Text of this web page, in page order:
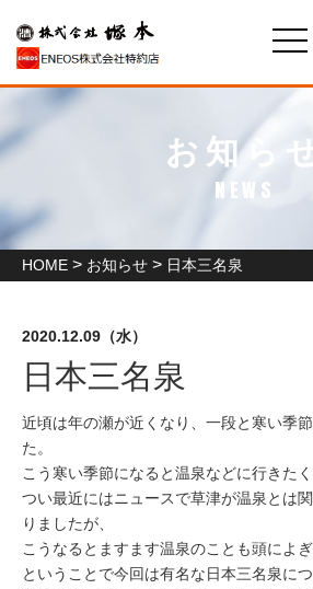
お知ら
NEWS
HOME > お知らせ > 日本三名泉
2020.12.09（水）
日本三名泉
近頃は年の瀬が近くなり、一段と寒い季
た。
こう寒い季節になると温泉などに行きた
つい最近にはニュースで草津が温泉とは
りましたが、
こうなるとますます温泉のことも頭によぎ
ということで今回は有名な日本三名泉につ